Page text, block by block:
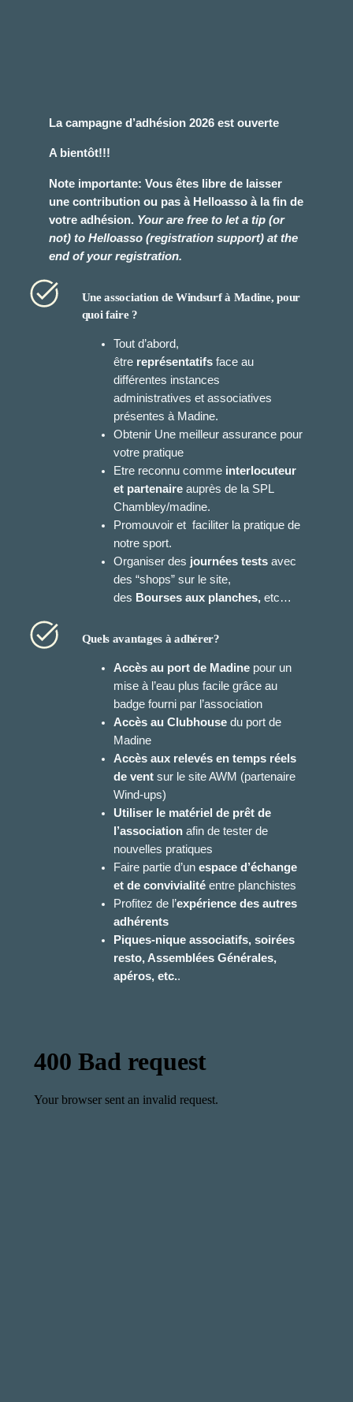
La campagne d’adhésion 2026 est ouverte
A bientôt!!!
Note importante: Vous êtes libre de laisser
une contribution ou pas à Helloasso à la fin de
votre adhésion. Your are free to let a tip (or
not) to Helloasso (registration support) at the
end of your registration.
Une association de Windsurf à Madine, pour
quoi faire ?
Tout d’abord,
êtrereprésentatifsface au
différentes instances
administratives et associatives
présentes à Madine.
Obtenir Une meilleur assurance pour
votre pratique
Etre reconnu comme interlocuteur
et partenaireauprès de la SPL
Chambley/madine.
Promouvoir et faciliter la pratique de
notre sport.
Organiser des journées testsavec
des “shops” sur le site,
des Bourses aux planches, etc…
Quels avantages à adhérer?
Accès au port de Madinepour un
mise à l’eau plus facile grâce au
badge fourni par l’association
Accès au Clubhousedu port de
Madine
Accès aux relevés en temps réels
de ventsur le site AWM (partenaire
Wind-ups)
Utiliser le matériel de prêt de
l’associationafin de tester de
nouvelles pratiques
Faire partie d’un espace d’échange
et de convivialitéentre planchistes
Profitez de l’expérience des autres
adhérents
Piques-nique associatifs, soirées
resto, Assemblées Générales,
apéros, etc..